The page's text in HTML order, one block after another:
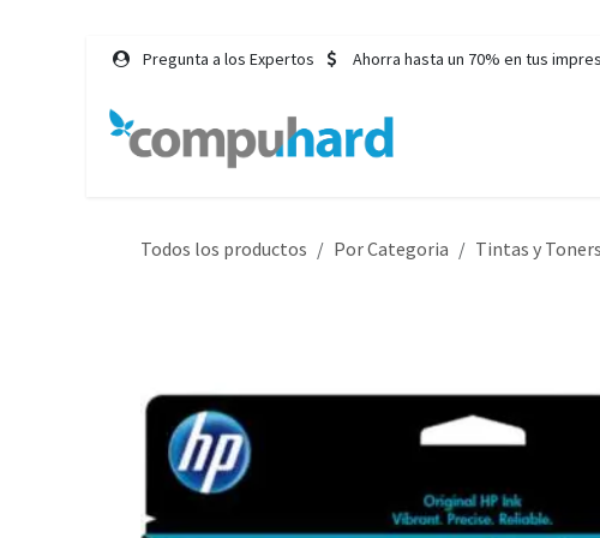
Ir al contenido Pregunta a los Expertos Ahorra hasta un 70% en tus
Todos los productos Por Categoria Tintas y Toners